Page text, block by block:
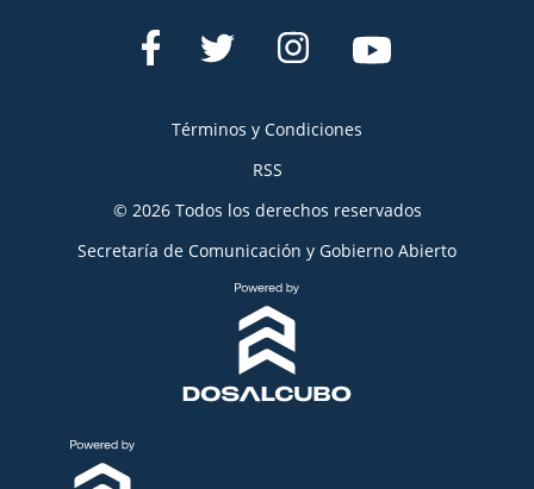
Términos y Condiciones
RSS
© 2026 Todos los derechos reservados
Secretaría de Comunicación y Gobierno Abierto